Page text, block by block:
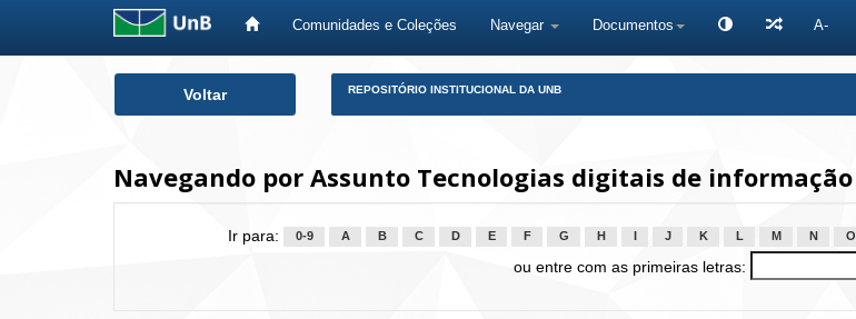
Comunidades e Coleções Navegar Documentos A-
Voltar REPOSITÓRIO INSTITUCIONAL DA UNB
Navegando por Assunto Tecnologias digitais de informação
Ir para: 0-9 A B C D E F G H J K L M N O
ou entre com as primeiras letras: